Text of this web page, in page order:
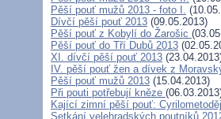
Pěší pouť mužů 2013 - foto I.
Dívčí pěší pouť 2013 (09.05.2013)
Pěší pouť z Kobylí do Žarošic
Pěší pouť do Tří Dubů 2013
XI. dívčí pěší pouť 2013
IV. pěší pouť žen a dívek z
Pěší pouť mužů 2013 (15.04.2013)
Při pouti potřebují kněze
Kající zimní pěší pouť:
Setkání velehradských poutníků